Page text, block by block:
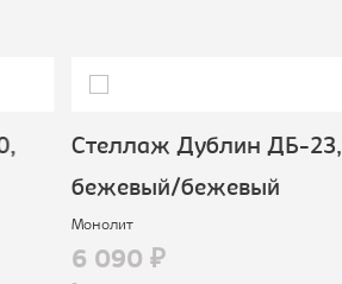
Стеллаж Дублин ДБ-23,
бежевый/бежевый
Монолит
6 090 ₽